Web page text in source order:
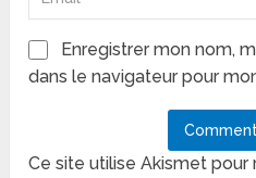
Enregistrer mon nom,
dans le navigateur pour
Ce site utilise Akismet pour